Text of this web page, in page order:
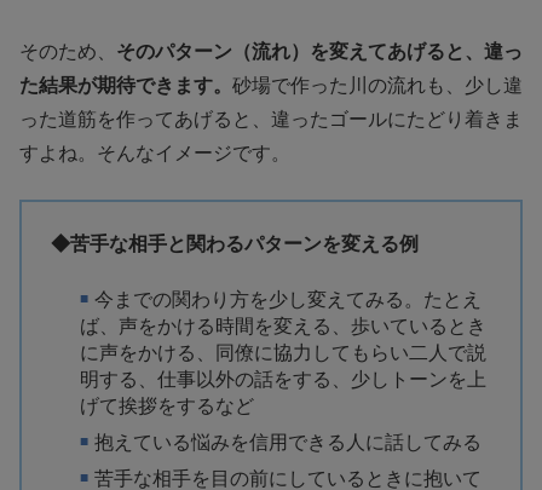
そのため、 そのパターン（流れ）を変えてあげると、違っ
た結果が期待できます。 砂場で作った川の流れも、少し違
った道筋を作ってあげると、違ったゴールにたどり着きま
すよね。そんなイメージです。
◆苦手な相手と関わるパターンを変える例
今までの関わり方を少し変えてみる。たとえ
ば、声をかける時間を変える、歩いているとき
に声をかける、同僚に協力してもらい二人で説
明する、仕事以外の話をする、少しトーンを上
げて挨拶をするなど
抱えている悩みを信用できる人に話してみる
苦手な相手を目の前にしているときに抱いて